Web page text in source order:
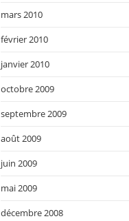
mars 2010
février 2010
janvier 2010
octobre 2009
septembre 2009
août 2009
juin 2009
mai 2009
décembre 2008